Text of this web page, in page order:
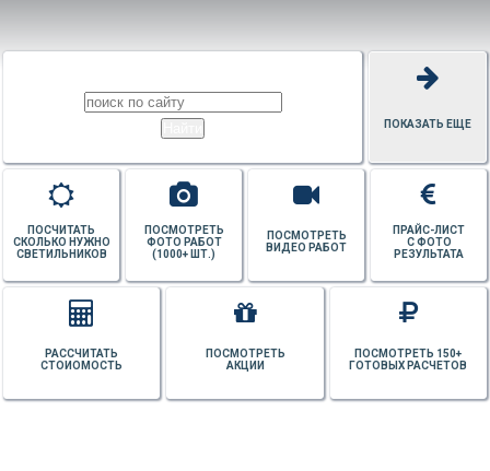
ПОКАЗАТЬ ЕЩЕ
ПРАЙС-ЛИСТ
С ФОТО
РЕЗУЛЬТАТА
ПОСМОТРЕТЬ
ВИДЕО РАБОТ
ПОСМОТРЕТЬ
ФОТО РАБОТ
(1000+ ШТ.)
ПОСЧИТАТЬ
СКОЛЬКО НУЖНО
СВЕТИЛЬНИКОВ
ПОСМОТРЕТЬ 150+
ГОТОВЫХ РАСЧЕТОВ
ПОСМОТРЕТЬ
АКЦИИ
РАССЧИТАТЬ
СТОИОМОСТЬ